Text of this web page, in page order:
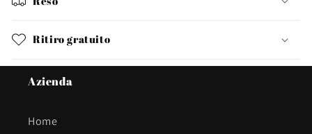
Ritiro gratuito
Azienda
Home